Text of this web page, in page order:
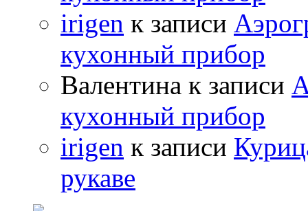
irigen к записи
кухонный прибор
Валентина к записи
кухонный прибор
irigen к записи
рукаве